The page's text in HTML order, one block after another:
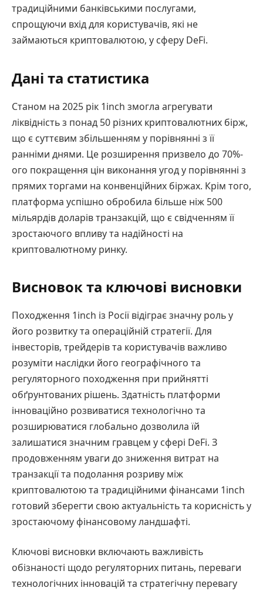
традиційними банківськими послугами,
спрощуючи вхід для користувачів, які не
займаються криптовалютою, у сферу DeFi.
Дані та статистика
Станом на 2025 рік 1inch змогла агрегувати
ліквідність з понад 50 різних криптовалютних бірж,
що є суттєвим збільшенням у порівнянні з її
ранніми днями. Це розширення призвело до 70%-
ого покращення цін виконання угод у порівнянні з
прямих торгами на конвенційних біржах. Крім того,
платформа успішно обробила більше ніж 500
мільярдів доларів транзакцій, що є свідченням її
зростаючого впливу та надійності на
криптовалютному ринку.
Висновок та ключові висновки
Походження 1inch із Росії відіграє значну роль у
його розвитку та операційній стратегії. Для
інвесторів, трейдерів та користувачів важливо
розуміти наслідки його географічного та
регуляторного походження при прийнятті
обґрунтованих рішень. Здатність платформи
інноваційно розвиватися технологічно та
розширюватися глобально дозволила їй
залишатися значним гравцем у сфері DeFi. З
продовженням уваги до зниження витрат на
транзакції та подолання розриву між
криптовалютою та традиційними фінансами 1inch
готовий зберегти свою актуальність та корисність у
зростаючому фінансовому ландшафті.
Ключові висновки включають важливість
обізнаності щодо регуляторних питань, переваги
технологічних інновацій та стратегічну перевагу